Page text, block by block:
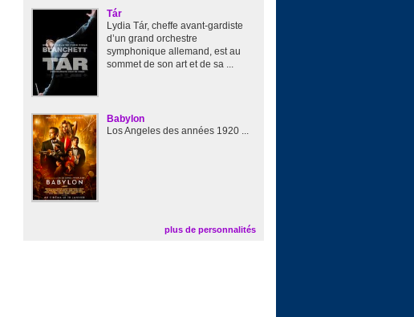
Tár
Lydia Tár, cheffe avant-gardiste
d’un grand orchestre
symphonique allemand, est au
sommet de son art et de sa ...
Babylon
Los Angeles des années 1920 ...
plus de personnalités